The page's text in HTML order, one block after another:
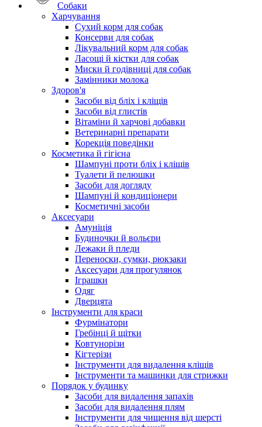
Собаки
Харчування
Сухий корм для собак
Консерви для собак
Лікувальний корм для собак
Ласощі й кістки для собак
Миски й годівниці для собак
Замінники молока
Здоров'я
Засоби від бліх і кліщів
Засоби від глистів
Вітаміни й харчові добавки
Ветеринарні препарати
Корекція поведінки
Косметика й гігієна
Шампуні проти бліх і кліщів
Туалети й пелюшки
Засоби для догляду
Шампуні й кондиціонери
Косметичні засоби
Аксесуари
Амуніція
Будиночки й вольєри
Лежаки й пледи
Переноски, сумки, рюкзаки
Аксесуари для прогулянок
Іграшки
Одяг
Дверцята
Інструменти для краси
Фурмінатори
Гребінці й щітки
Ковтунорізи
Кігтерізи
Інструменти для видалення кліщів
Інструменти та машинки для стрижки
Порядок у будинку
Засоби для видалення запахів
Засоби для видалення плям
Інструменти для чищення від шерсті